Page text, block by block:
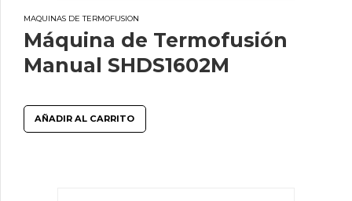
MAQUINAS DE TERMOFUSION
Máquina de Termofusión
Manual SHDS1602M
AÑADIR AL CARRITO